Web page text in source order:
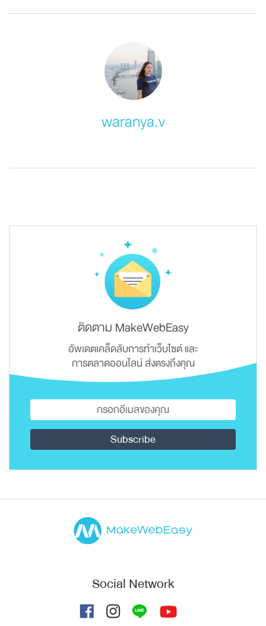
waranya.v
ติดตาม MakeWebEasy
อัพเดตเคล็ดลับการทำเว็บไซต์ และ
การตลาดออนไลน์ ส่งตรงถึงคุณ
Social Network